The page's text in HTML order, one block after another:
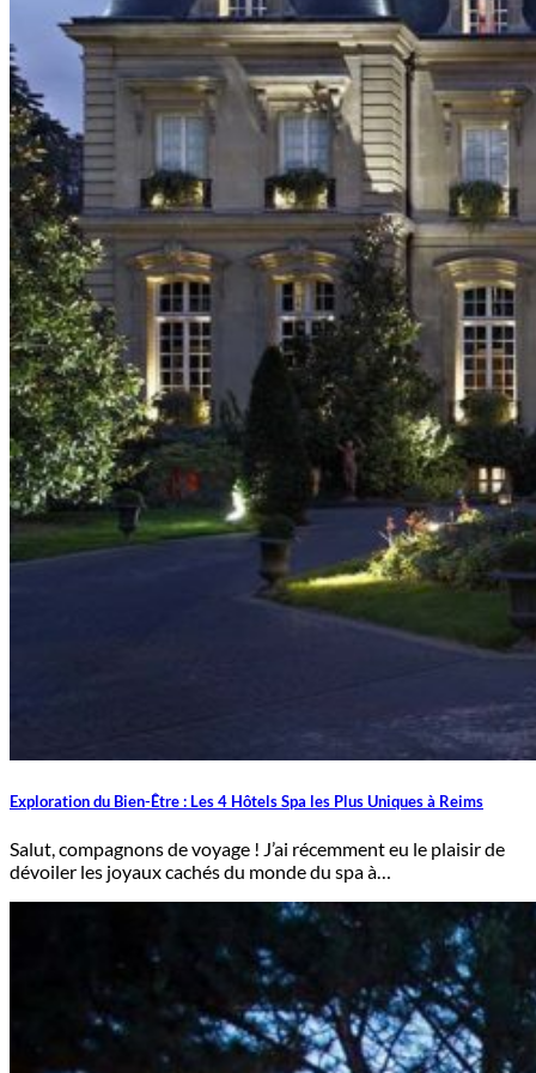
Exploration du Bien-Être : Les 4 Hôtels Spa les Plus Uniques à Reims
Salut, compagnons de voyage ! J’ai récemment eu le plaisir de
dévoiler les joyaux cachés du monde du spa à…